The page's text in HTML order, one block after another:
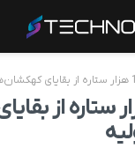
18 هزار ستاره از